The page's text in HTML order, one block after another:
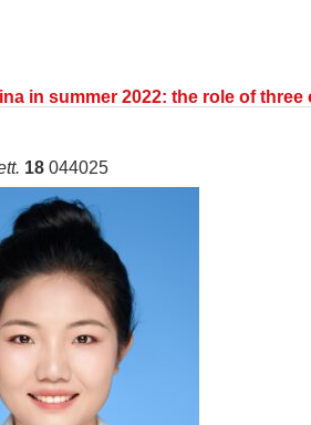
in summer 2022: the role of three
18 044025